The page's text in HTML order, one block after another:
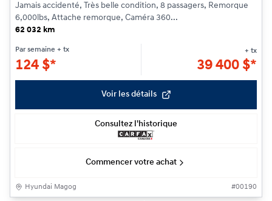
Jamais accidenté, Très belle condition, 8 passagers, Remorque
6,000lbs, Attache remorque, Caméra 360...
62 032 km
Par semaine + tx
124 $*
+ tx
39 400 $*
Voir les détails
Consultez l'historique
Commencer votre achat
Hyundai Magog #00190